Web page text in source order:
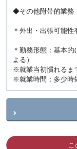
◆その他附帯的業務
＊外出・出張可能性
＊勤務形態：基本
よる）
※就業当初慣れるま
※就業時間：多少時
こ